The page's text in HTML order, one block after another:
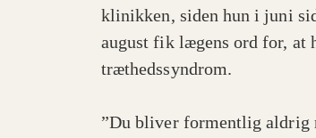
klinikken, siden hun i juni
august fik lægens ord for, at
træthedssyndrom.
”Du bliver formentlig aldrig